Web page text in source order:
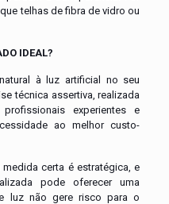
telhas de fibra de vidro ou
IDEAL?
à luz artificial no seu
técnica assertiva, realizada
experientes e
ao melhor custo-
certa é estratégica, e
pode oferecer uma
luz não gere risco para o